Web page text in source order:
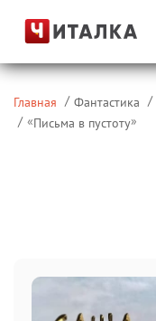
Главная Фантастика
«Письма в пустоту»